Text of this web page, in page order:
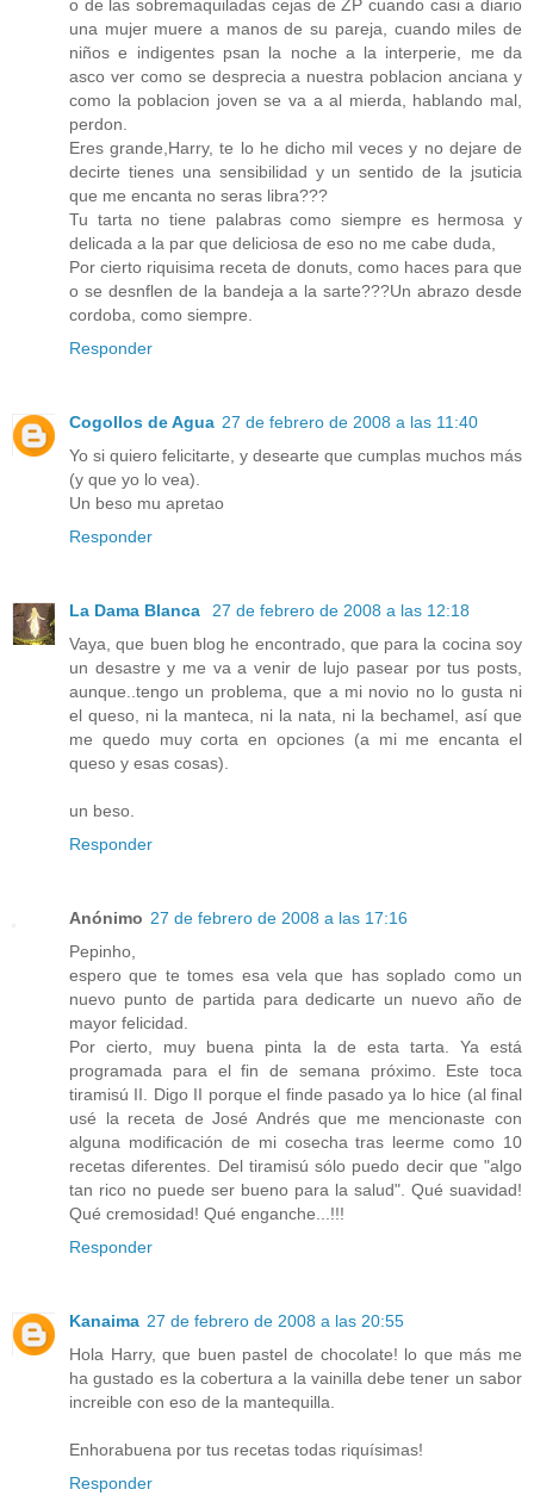
o de las sobremaquiladas cejas de ZP cuando casi a diario
una mujer muere a manos de su pareja, cuando miles de
niños e indigentes psan la noche a la interperie, me da
asco ver como se desprecia a nuestra poblacion anciana y
como la poblacion joven se va a al mierda, hablando mal,
perdon.
Eres grande,Harry, te lo he dicho mil veces y no dejare de
decirte tienes una sensibilidad y un sentido de la jsuticia
que me encanta no seras libra???
Tu tarta no tiene palabras como siempre es hermosa y
delicada a la par que deliciosa de eso no me cabe duda,
Por cierto riquisima receta de donuts, como haces para que
o se desnflen de la bandeja a la sarte???Un abrazo desde
cordoba, como siempre.
Responder
Cogollos de Agua 27 de febrero de 2008 a las 11:40
Yo si quiero felicitarte, y desearte que cumplas muchos más
(y que yo lo vea).
Un beso mu apretao
Responder
La Dama Blanca
27 de febrero de 2008 a las 12:18
Vaya, que buen blog he encontrado, que para la cocina soy
un desastre y me va a venir de lujo pasear por tus posts,
aunque..tengo un problema, que a mi novio no lo gusta ni
el queso, ni la manteca, ni la nata, ni la bechamel, así que
me quedo muy corta en opciones (a mi me encanta el
queso y esas cosas).
un beso.
Responder
Anónimo 27 de febrero de 2008 a las 17:16
Pepinho,
espero que te tomes esa vela que has soplado como un
nuevo punto de partida para dedicarte un nuevo año de
mayor felicidad.
Por cierto, muy buena pinta la de esta tarta. Ya está
programada para el fin de semana próximo. Este toca
tiramisú II. Digo II porque el finde pasado ya lo hice (al final
usé la receta de José Andrés que me mencionaste con
alguna modificación de mi cosecha tras leerme como 10
recetas diferentes. Del tiramisú sólo puedo decir que "algo
tan rico no puede ser bueno para la salud". Qué suavidad!
Qué cremosidad! Qué enganche...!!!
Responder
Kanaima 27 de febrero de 2008 a las 20:55
Hola Harry, que buen pastel de chocolate! lo que más me
ha gustado es la cobertura a la vainilla debe tener un sabor
increible con eso de la mantequilla.
Enhorabuena por tus recetas todas riquísimas!
Responder